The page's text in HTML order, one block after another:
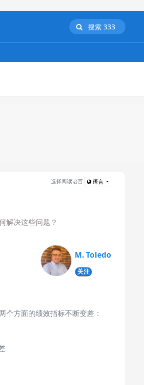
搜索 333
选择阅读语言 语言
解决这些问题？
M. Toledo
关注
个方面的绩效指标不断变差：